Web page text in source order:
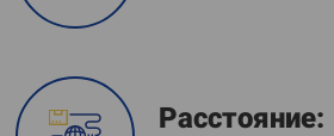
Расстояние: